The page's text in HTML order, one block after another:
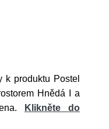
k produktu Postel
Hnědá I a
Klikněte do